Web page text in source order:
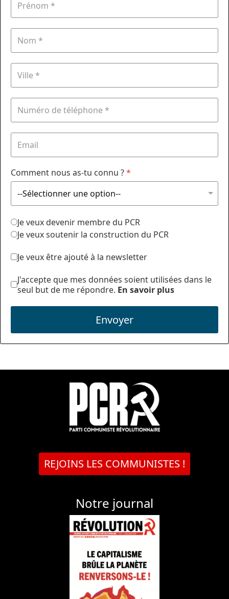
Comment nous as-tu connu ?*
Je veux devenir membre du PCR
Je veux soutenir la construction du PCR
Je veux être ajouté à la newsletter
J'accepte que mes données soient utilisées dans le
seul but de me répondre. En savoir plus
Envoyer
REJOINS LES COMMUNISTES !
Notre journal